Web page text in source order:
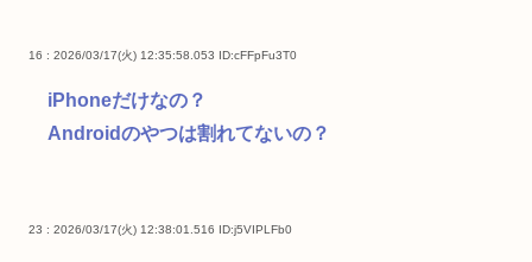
16 : 2026/03/17(火) 12:35:58.053 ID:cFFpFu3T0
iPhoneだけなの？
Androidのやつは割れてないの？
23 : 2026/03/17(火) 12:38:01.516 ID:j5VIPLFb0